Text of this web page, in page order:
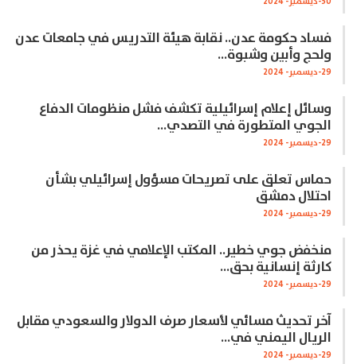
فساد حكومة عدن.. نقابة هيئة التدريس في جامعات عدن
ولحج وأبين وشبوة…
29-ديسمبر- 2024
وسائل إعلام إسرائيلية تكشف فشل منظومات الدفاع
الجوي المتطورة في التصدي…
29-ديسمبر- 2024
حماس تعلق على تصريحات مسؤول إسرائيلي بشأن
احتلال دمشق
29-ديسمبر- 2024
منخفض جوي خطير.. المكتب الإعلامي في غزة يحذر من
كارثة إنسانية بحق…
29-ديسمبر- 2024
آخر تحديث مسائي لأسعار صرف الدولار والسعودي مقابل
الريال اليمني في…
29-ديسمبر- 2024